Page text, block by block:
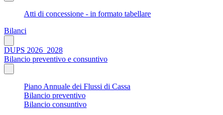
Atti di concessione - in formato tabellare
Bilanci
DUPS 2026_2028
Bilancio preventivo e consuntivo
Piano Annuale dei Flussi di Cassa
Bilancio preventivo
Bilancio consuntivo